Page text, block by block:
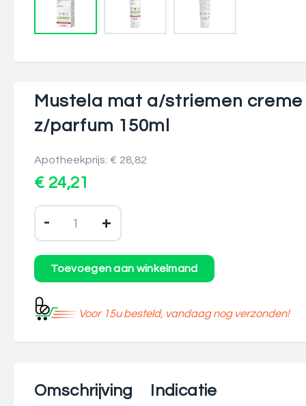
Mustela mat a/striemen creme
z/parfum 150ml
Apotheekprijs: € 28,82
€ 24,21
- +
Voor 15u besteld, vandaag nog verzonden!
Omschrijving
Indicatie